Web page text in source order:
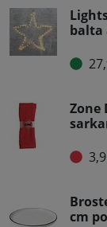
balta
Zone
cm